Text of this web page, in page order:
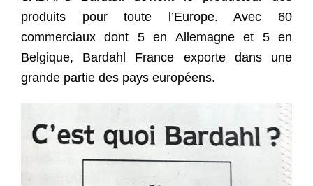
produits pour toute l’Europe. Avec 60
commerciaux dont 5 en Allemagne et 5 en
Belgique, Bardahl France exporte dans une
grande partie des pays européens.